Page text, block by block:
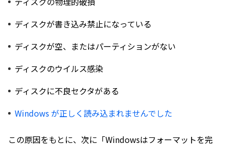
ディスクが書き込み禁止になっている
ディスクが空、またはパーティションがない
ディスクのウイルス感染
ディスクに不良セクタがある
Windows が正しく読み込まれませんでした
この原因をもとに、次に「Windowsはフォーマットを完